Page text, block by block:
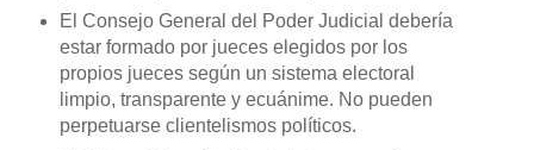
El Consejo General del Poder Judicial debería
estar formado por jueces elegidos por los
propios jueces según un sistema electoral
limpio, transparente y ecuánime. No pueden
perpetuarse clientelismos políticos.